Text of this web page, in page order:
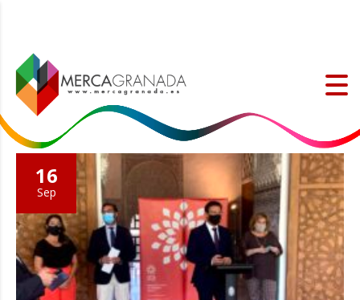
16
Sep